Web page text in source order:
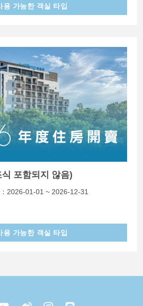
용 가능한 객실 타입
포함되지 않음)
2026-01-01 ~ 2026-12-31
용 가능한 객실 타입